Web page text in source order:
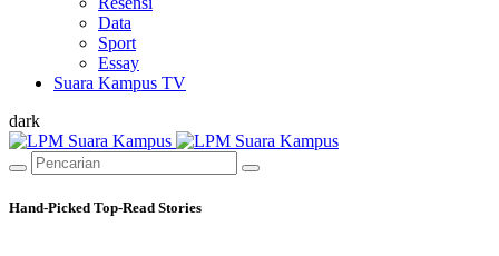
Data
Sport
Essay
Suara Kampus TV
dark
Hand-Picked Top-Read Stories